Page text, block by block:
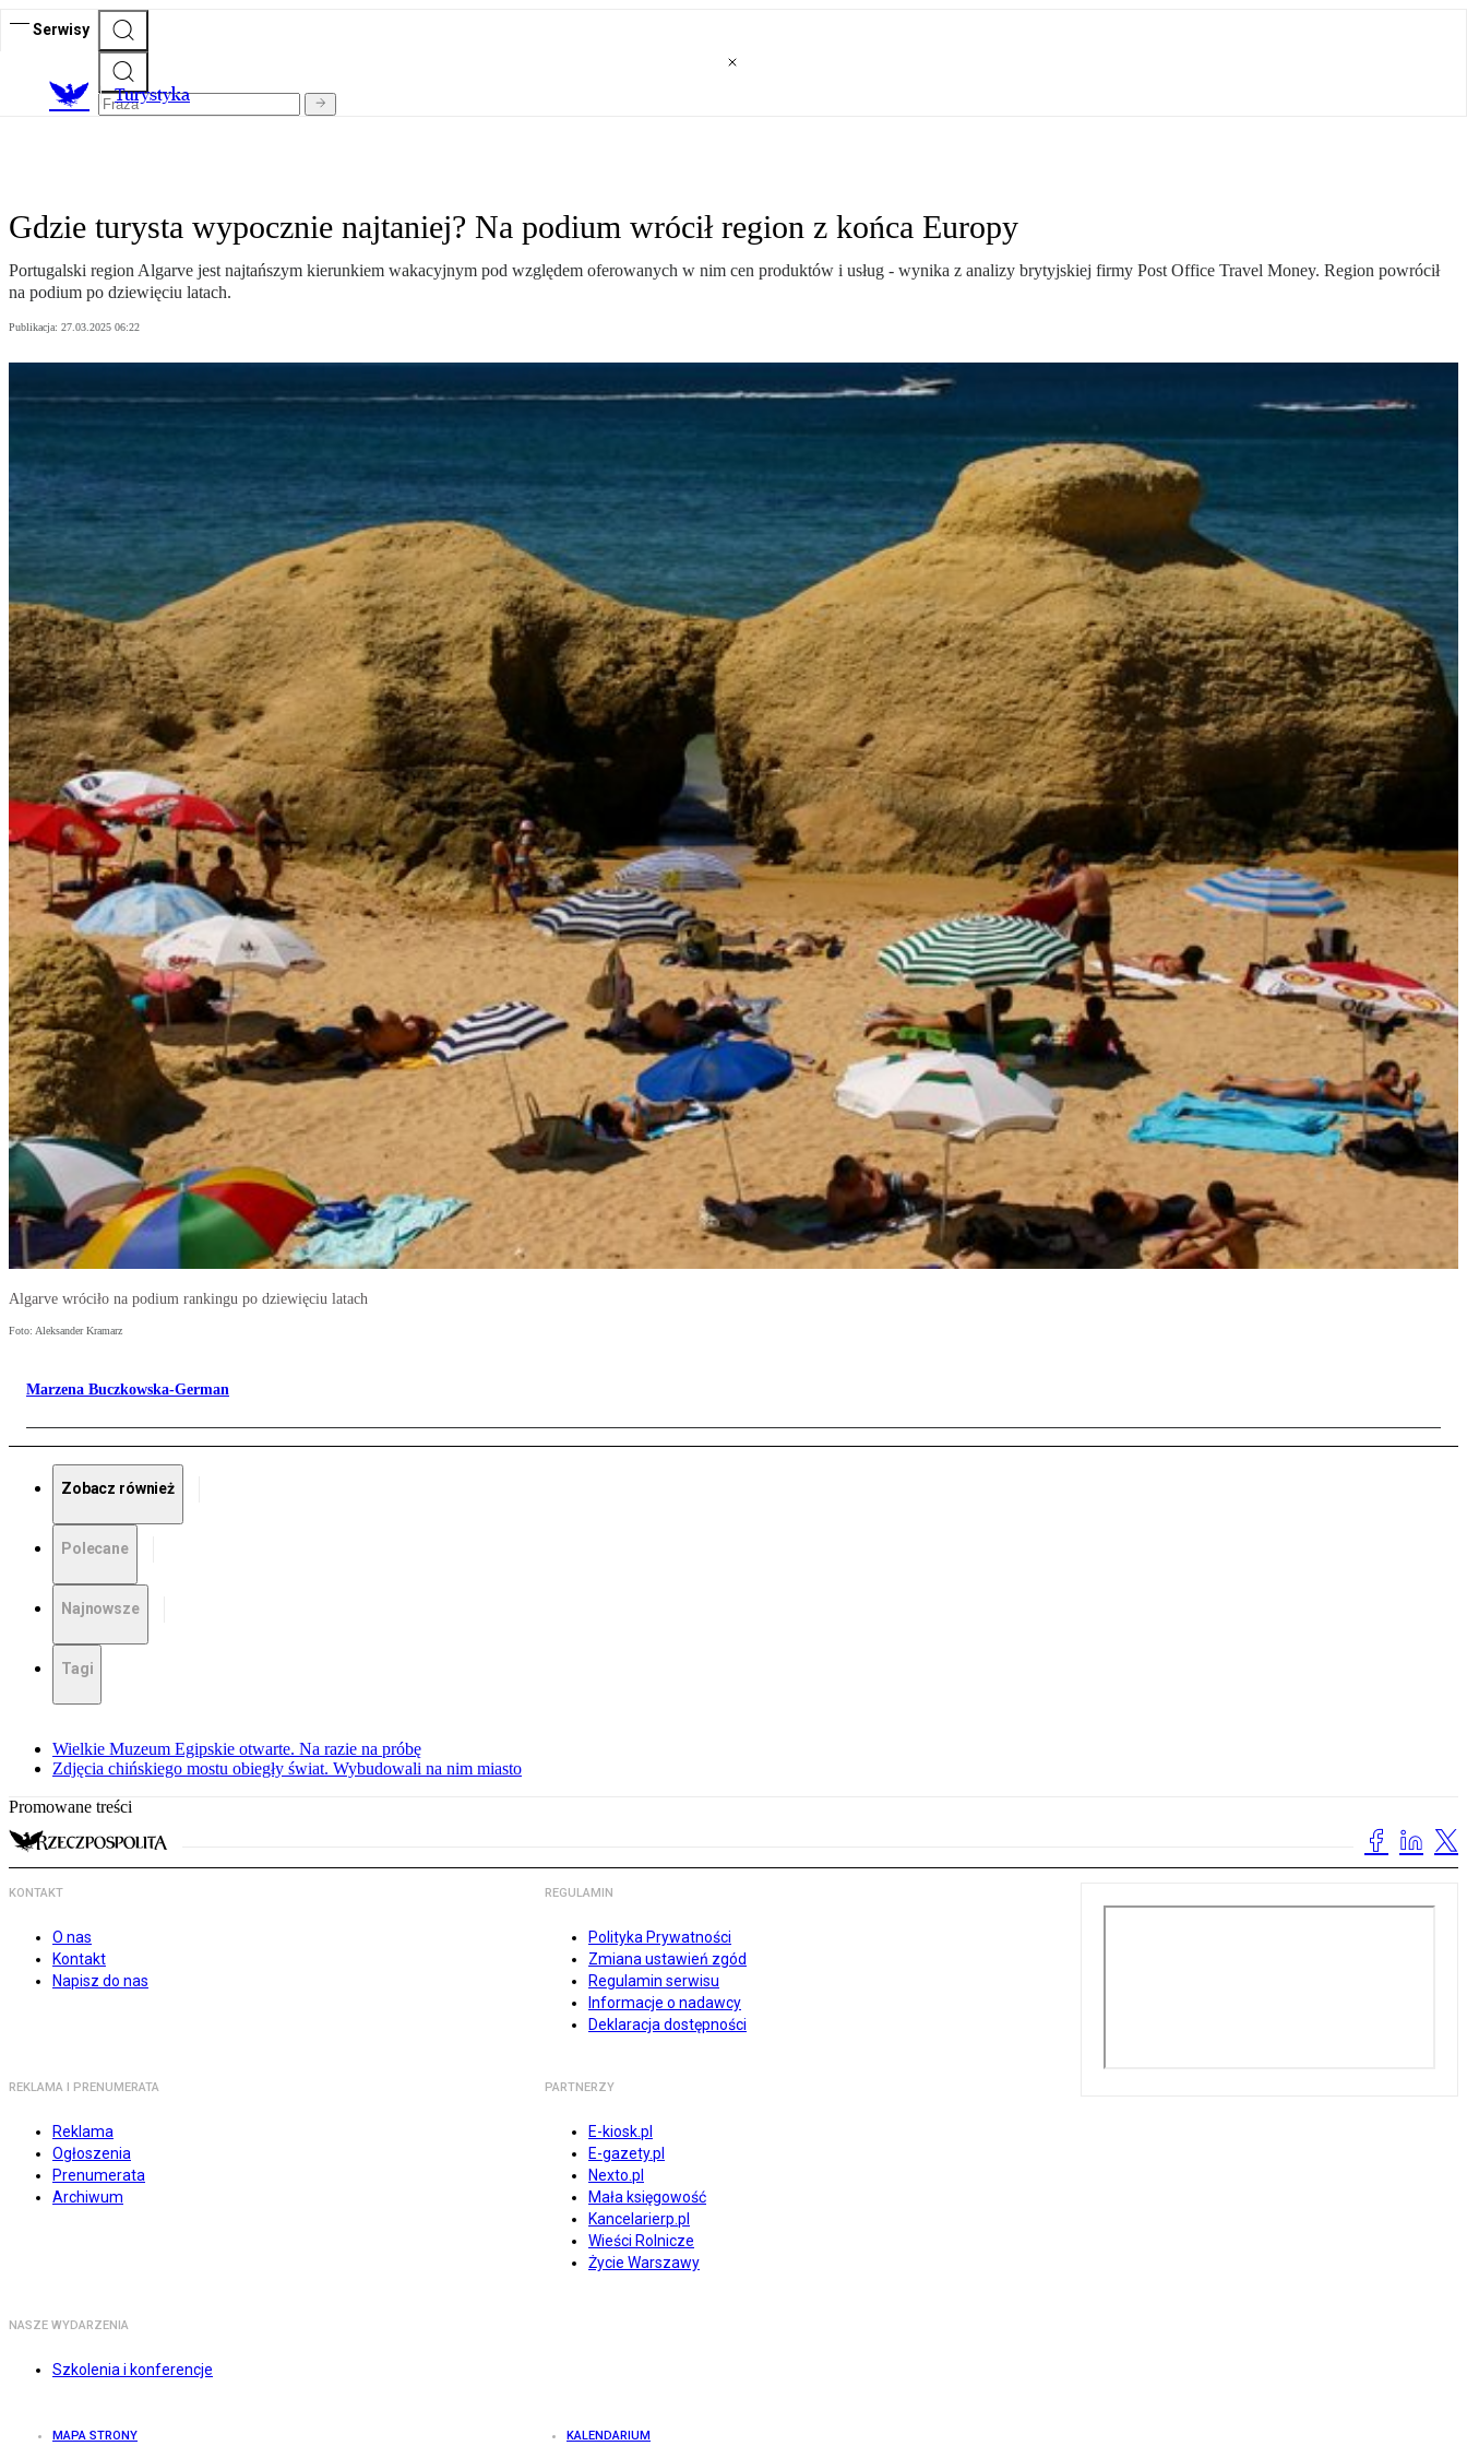
Serwisy
Turystyka
Gdzie turysta wypocznie najtaniej? Na podium wrócił region z końca Europy
Portugalski region Algarve jest najtańszym kierunkiem wakacyjnym pod względem oferowanych w nim cen produktów i usług - wynika z analizy brytyjskiej firmy Post Office Travel Money. Region powrócił
na podium po dziewięciu latach.
Publikacja: 27.03.2025 06:22
Algarve wróciło na podium rankingu po dziewięciu latach
Foto: Aleksander Kramarz
Marzena Buczkowska-German
Zobacz również
Polecane
Najnowsze
Tagi
Wielkie Muzeum Egipskie otwarte. Na razie na próbę
Zdjęcia chińskiego mostu obiegły świat. Wybudowali na nim miasto
Promowane treści
KONTAKT
O nas
Kontakt
Napisz do nas
REGULAMIN
Polityka Prywatności
Zmiana ustawień zgód
Regulamin serwisu
Informacje o nadawcy
Deklaracja dostępności
REKLAMA I PRENUMERATA
Reklama
Ogłoszenia
Prenumerata
Archiwum
PARTNERZY
E-kiosk.pl
E-gazety.pl
Nexto.pl
Mała księgowość
Kancelarierp.pl
Wieści Rolnicze
Życie Warszawy
NASZE WYDARZENIA
Szkolenia i konferencje
MAPA STRONY KALENDARIUM